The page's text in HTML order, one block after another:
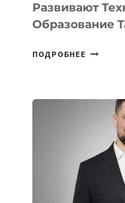
Развивают
Образование
ПОДРОБНЕЕ
КОТОРЫЕ